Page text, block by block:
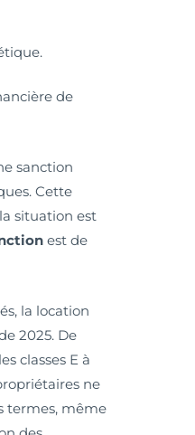
de
sanction
Cette
situation est
est de
la location
2025. De
classes E à
ne
termes, même